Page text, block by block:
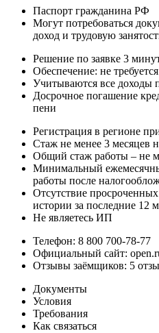
Паспорт гражданина РФ
Могут потребоваться
доход и трудовую
Решение по заявке 3
Обеспечение: не требуется
Учитываются все доходы
Досрочное погашение
пени
Регистрация в регионе
Стаж не менее 3 месяцев
Общий стаж работы – не
Минимальный
работы после
Отсутствие
истории за последние 12
Не являетесь ИП
Телефон: 8 800 700-78-77
Официальный сайт:
Отзывы заёмщиков: 5
Документы
Условия
Требования
Как связаться